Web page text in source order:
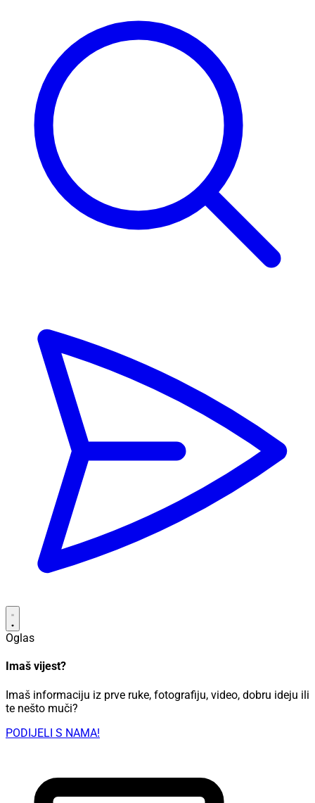
Oglas
Imaš vijest?
Imaš informaciju iz prve ruke, fotografiju, video, dobru ideju ili
te nešto muči?
PODIJELI S NAMA!